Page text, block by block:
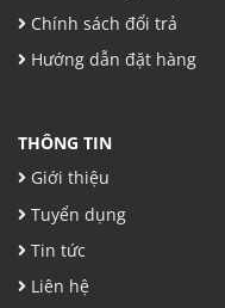
Chính sách đổi trả
Hướng dẫn đặt hàng
THÔNG TIN
Giới thiệu
Tuyển dụng
Tin tức
Liên hệ